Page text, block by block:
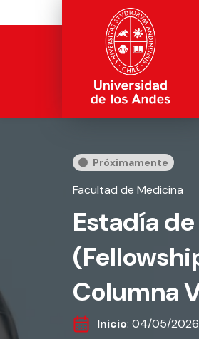
Próximamente
Facultad de Medicina
Estadía
Columna
Inicio: 04/05/